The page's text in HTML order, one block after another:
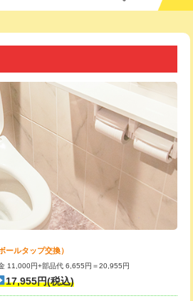
ールタップ交換）
11,000円+部品代 6,655円＝20,955円
17,955円(税込)